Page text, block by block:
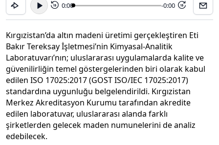
15 0:00 -0:00 15
Kırgızistan’da altın madeni üretimi gerçekleştiren Eti
Bakır Tereksay İşletmesi’nin Kimyasal-Analitik
Laboratuvarı’nın; uluslararası uygulamalarda kalite ve
güvenilirliğin temel göstergelerinden biri olarak kabul
edilen ISO 17025:2017 (GOST ISO/IEC 17025:2017)
standardına uygunluğu belgelendirildi. Kırgızistan
Merkez Akreditasyon Kurumu tarafından akredite
edilen laboratuvar, uluslararası alanda farklı
şirketlerden gelecek maden numunelerini de analiz
edebilecek.